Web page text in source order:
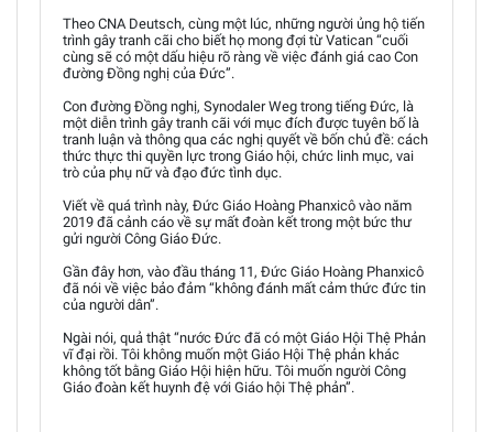
Theo CNA Deutsch, cùng một lúc, những người ủng hộ tiến
trình gây tranh cãi cho biết họ mong đợi từ Vatican “cuối
cùng sẽ có một dấu hiệu rõ ràng về việc đánh giá cao Con
đường Đồng nghị của Đức”.
Con đường Đồng nghị, Synodaler Weg trong tiếng Đức, là
một diễn trình gây tranh cãi với mục đích được tuyên bố là
tranh luận và thông qua các nghị quyết về bốn chủ đề: cách
thức thực thi quyền lực trong Giáo hội, chức linh mục, vai
trò của phụ nữ và đạo đức tình dục.
Viết về quá trình này, Đức Giáo Hoàng Phanxicô vào năm
2019 đã cảnh cáo về sự mất đoàn kết trong một bức thư
gửi người Công Giáo Đức.
Gần đây hơn, vào đầu tháng 11, Đức Giáo Hoàng Phanxicô
đã nói về việc bảo đảm “không đánh mất cảm thức đức tin
của người dân”.
Ngài nói, quả thật “nước Đức đã có một Giáo Hội Thệ Phản
vĩ đại rồi. Tôi không muốn một Giáo Hội Thệ phản khác
không tốt bằng Giáo Hội hiện hữu. Tôi muốn người Công
Giáo đoàn kết huynh đệ với Giáo hội Thệ phản”.